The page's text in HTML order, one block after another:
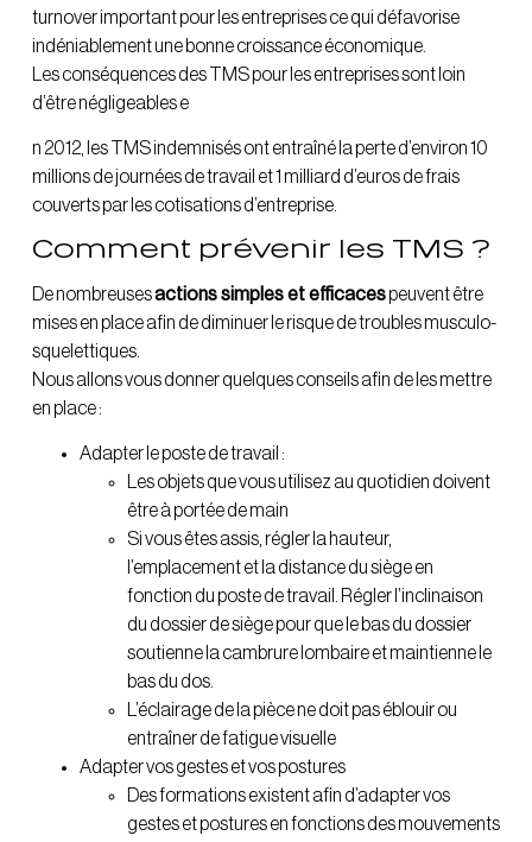
turnover important pour les entreprises ce qui défavorise
indéniablement une bonne croissance économique.
Les conséquences des TMS pour les entreprises sont loin
d’être négligeables e
n 2012, les TMS indemnisés ont entraîné la perte d’environ 10
millions de journées de travail et 1 milliard d’euros de frais
couverts par les cotisations d’entreprise.
Comment prévenir les TMS ?
De nombreusesactions simples et efficacespeuvent être
mises en place afin de diminuer le risque de troubles musculo-
squelettiques.
Nous allons vous donner quelques conseils afin de les mettre
en place :
Adapter le poste de travail :
Les objets que vous utilisez au quotidien doivent
être à portée de main
Si vous êtes assis, régler la hauteur,
l’emplacement et la distance du siège en
fonction du poste de travail. Régler l’inclinaison
du dossier de siège pour que le bas du dossier
soutienne la cambrure lombaire et maintienne le
bas du dos.
L’éclairage de la pièce ne doit pas éblouir ou
entraîner de fatigue visuelle
Adapter vos gestes et vos postures
Des formations existent afin d’adapter vos
gestes et postures en fonctions des mouvements